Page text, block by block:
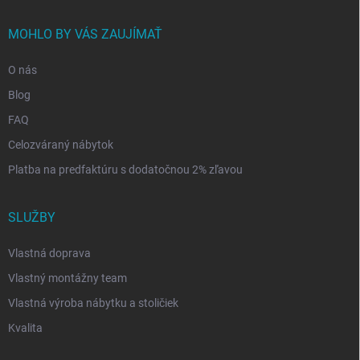
MOHLO BY VÁS ZAUJÍMAŤ
O nás
Blog
FAQ
Celozváraný nábytok
Platba na predfaktúru s dodatočnou 2% zľavou
SLUŽBY
Vlastná doprava
Vlastný montážny team
Vlastná výroba nábytku a stoličiek
Kvalita